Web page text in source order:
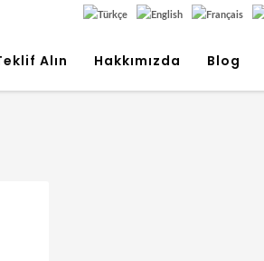
Alın Hakkımızda Blog